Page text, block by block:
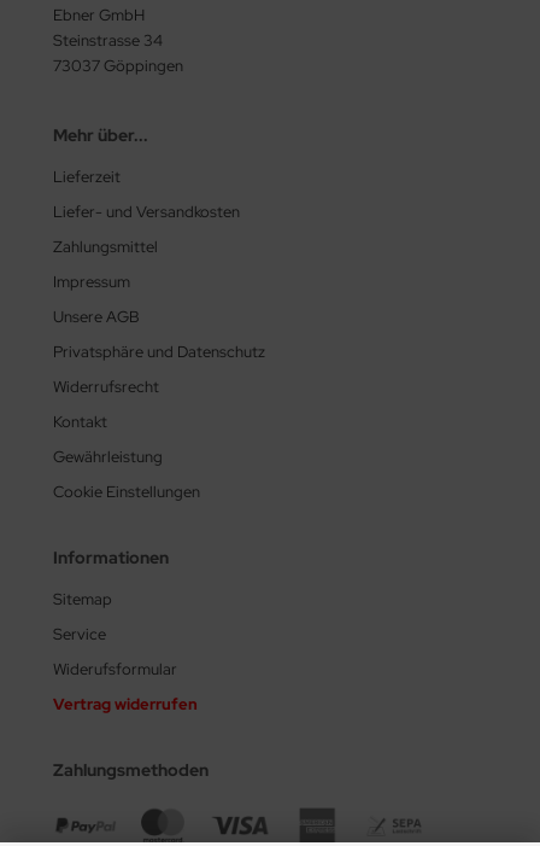
Ebner GmbH
Steinstrasse 34
73037 Göppingen
Mehr über...
Lieferzeit
Liefer- und Versandkosten
Zahlungsmittel
Impressum
Unsere AGB
Privatsphäre und Datenschutz
Widerrufsrecht
Kontakt
Gewährleistung
Cookie Einstellungen
Informationen
Sitemap
Service
Widerufsformular
Vertrag widerrufen
Zahlungsmethoden